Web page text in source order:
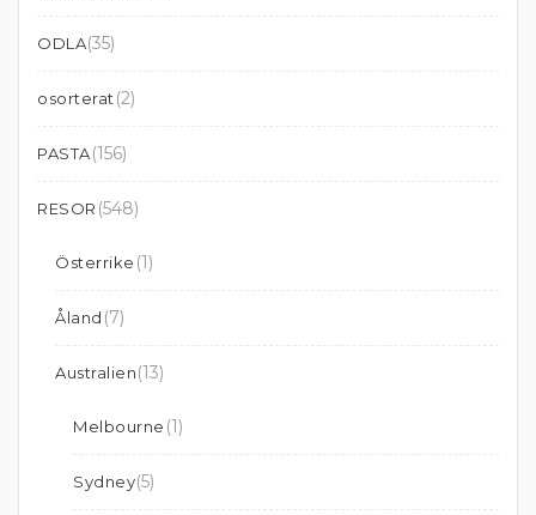
ODLA(35)
osorterat (2)
PASTA(156)
RESOR (548)
Österrike (1)
Åland (7)
Australien(13)
Melbourne (1)
Sydney(5)